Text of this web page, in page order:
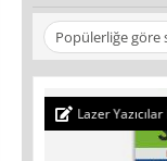
Popülerliğe göre
Lazer